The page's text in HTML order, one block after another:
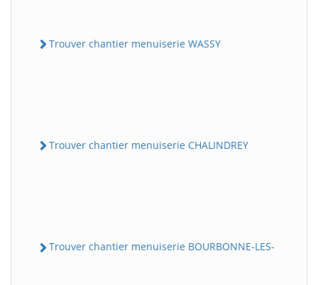
Trouver chantier menuiserie WASSY
Trouver chantier menuiserie CHALINDREY
Trouver chantier menuiserie BOURBONNE-LES-